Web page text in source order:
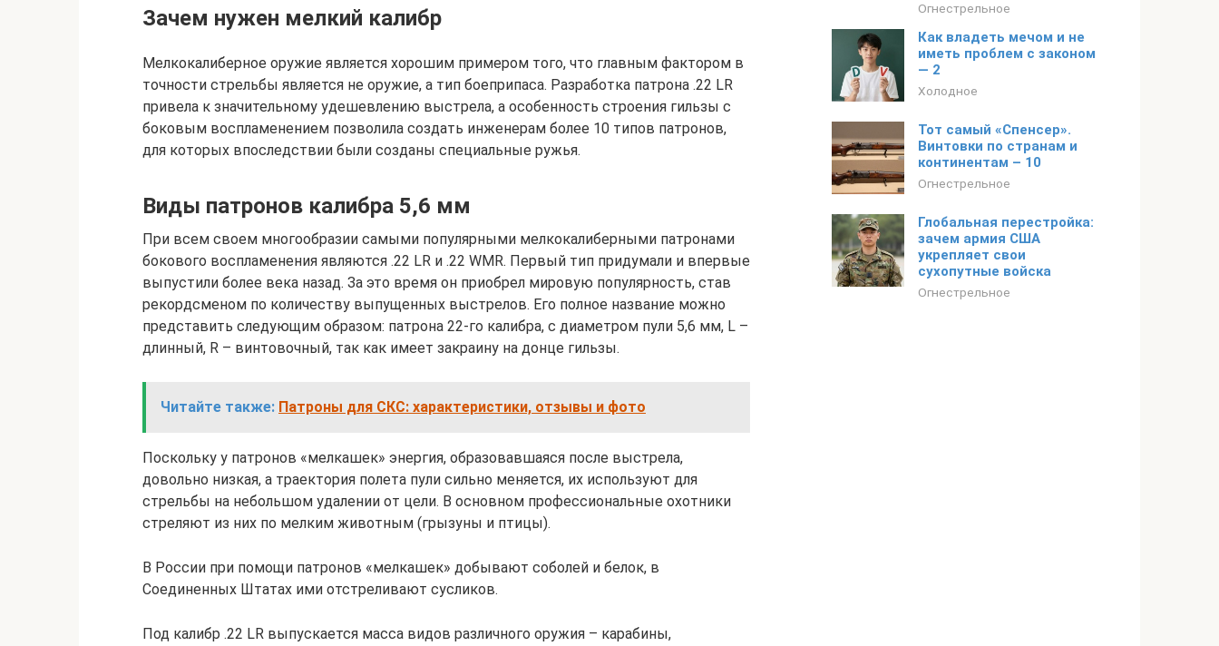
Зачем нужен мелкий калибр
Мелкокалиберное оружие является хорошим примером того, что главным фактором в
точности стрельбы является не оружие, а тип боеприпаса. Разработка патрона .22 LR
привела к значительному удешевлению выстрела, а особенность строения гильзы с
боковым воспламенением позволила создать инженерам более 10 типов патронов,
для которых впоследствии были созданы специальные ружья.
Виды патронов калибра 5,6 мм
При всем своем многообразии самыми популярными мелкокалиберными патронами
бокового воспламенения являются .22 LR и .22 WMR. Первый тип придумали и впервые
выпустили более века назад. За это время он приобрел мировую популярность, став
рекордсменом по количеству выпущенных выстрелов. Его полное название можно
представить следующим образом: патрона 22-го калибра, с диаметром пули 5,6 мм, L –
длинный, R – винтовочный, так как имеет закраину на донце гильзы.
Читайте также: Патроны для СКС: характеристики, отзывы и фото
Поскольку у патронов «мелкашек» энергия, образовавшаяся после выстрела,
довольно низкая, а траектория полета пули сильно меняется, их используют для
стрельбы на небольшом удалении от цели. В основном профессиональные охотники
стреляют из них по мелким животным (грызуны и птицы).
В России при помощи патронов «мелкашек» добывают соболей и белок, в
Соединенных Штатах ими отстреливают сусликов.
Под калибр .22 LR выпускается масса видов различного оружия – карабины,
Огнестрельное
Как владеть мечом и не
иметь проблем с законом
— 2
Холодное
Тот самый «Спенсер».
Винтовки по странам и
континентам – 10
Огнестрельное
Глобальная перестройка:
зачем армия США
укрепляет свои
сухопутные войска
Огнестрельное